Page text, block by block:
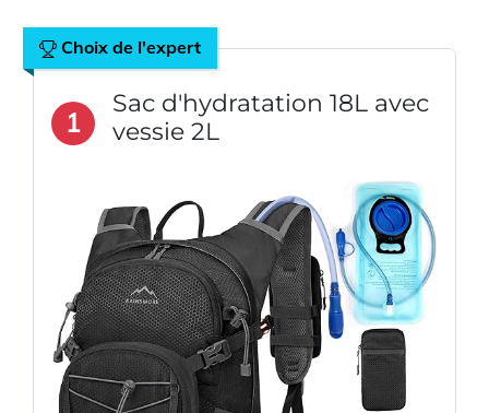
Choix de l'expert
1
Sac d'hydratation 18L avec
vessie 2L